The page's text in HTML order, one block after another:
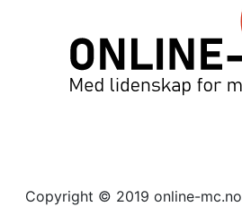
Copyright © 2019 online-